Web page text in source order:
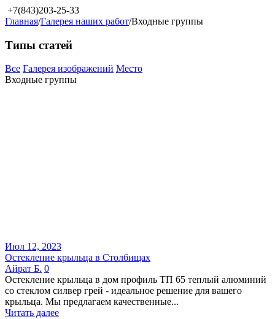
+7(843)203-25-33
Главная/Галерея наших работ/Входные группы
Типы статей
Все Галерея изображений Место
Входные группы
Июл 12, 2023
Остекление крыльца в Столбищах
Айрат Б. 0
Остекление крыльца в дом профиль ТП 65 теплый алюминий
со стеклом силвер грей - идеальное решение для вашего
крыльца. Мы предлагаем качественные...
Читать далее